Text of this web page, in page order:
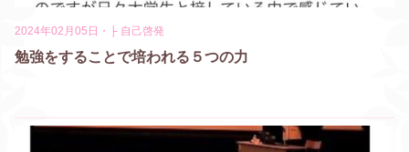
2024年02月05日 ・ ├ 自己啓発
勉強をすることで培われる５つの力